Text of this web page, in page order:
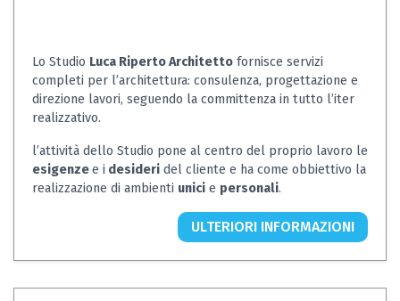
Lo Studio Luca Riperto Architetto fornisce servizi
completi per l’architettura: consulenza, progettazione e
direzione lavori, seguendo la committenza in tutto l’iter
realizzativo.
l’attività dello Studio pone al centro del proprio lavoro le
esigenzee i desideri del cliente e ha come obbiettivo la
realizzazione di ambienti unici e personali.
ULTERIORI INFORMAZIONI